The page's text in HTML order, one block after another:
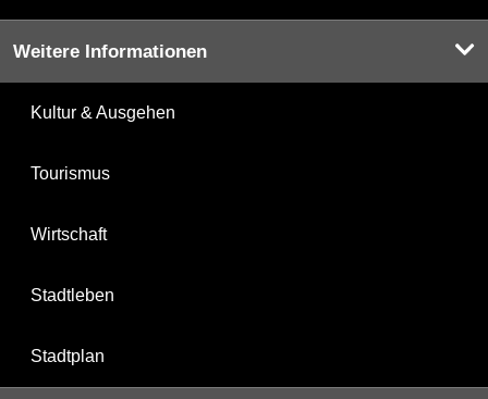
Weitere Informationen
Kultur & Ausgehen
Tourismus
Wirtschaft
Stadtleben
Stadtplan